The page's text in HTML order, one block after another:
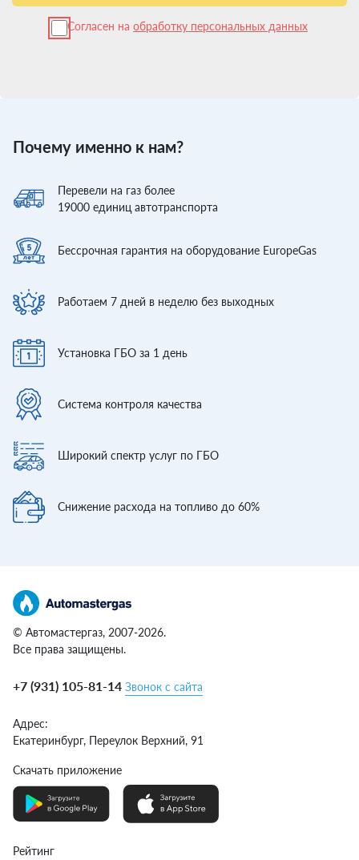
Согласен на обработку персональных данных
Почему именно к нам?
Перевели на газ более
19000 единиц автотранспорта
Бессрочная гарантия на оборудование EuropeGas
Работаем 7 дней в неделю без выходных
Установка ГБО за 1 день
Система контроля качества
Широкий спектр услуг по ГБО
Снижение расхода на топливо до 60%
© Автомастергаз, 2007-2026.
Все права защищены.
+7 (931) 105-81-14 Звонок с сайта
Адрес:
Екатеринбург, Переулок Верхний, 91
Скачать приложение
Рейтинг